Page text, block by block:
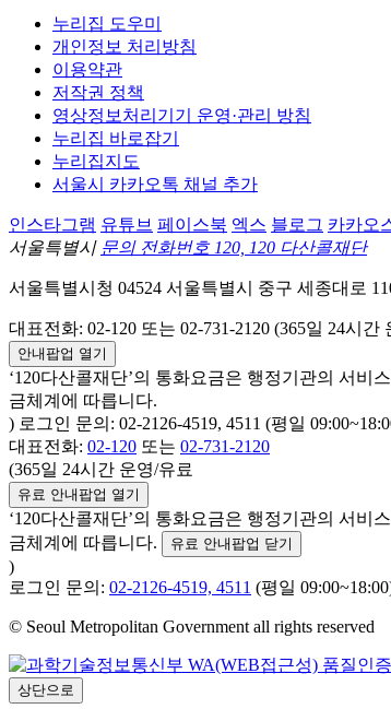
누리집 도우미
개인정보 처리방침
이용약관
저작권 정책
영상정보처리기기 운영·관리 방침
누리집 바로잡기
누리집지도
서울시 카카오톡 채널 추가
인스타그램 유튜브 페이스북 엑스 블로그 카카오
서울특별시 문의 전화번호 120, 120 다산콜재단
서울특별시청 04524 서울특별시 중구 세종대로
대표전화: 02-120 또는 02-731-2120 (365일 24시간
안내팝업 열기
‘120다산콜재단’의 통화요금은 행정기관의 서비
금체계에 따릅니다.
) 로그인 문의: 02-2126-4519, 4511 (평일
대표전화: 02-120 또는 02-731-2120
(365일 24시간 운영/유료
유료 안내팝업 열기
‘120다산콜재단’의 통화요금은 행정기관의 서비
금체계에 따릅니다.
유료 안내팝업 닫기
)
로그인 문의: 02-2126-4519, 4511 (평일
© Seoul Metropolitan Government all rights reserved
상단으로